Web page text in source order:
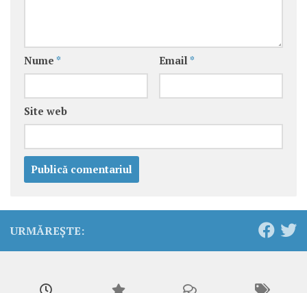
Nume * Email *
Site web
URMĂREȘTE: